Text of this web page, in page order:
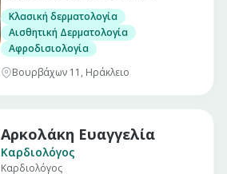
Κλασική δερματολογία
Αισθητική Δερματολογία
Αφροδισιολογία
Βουρβάχων 11, Ηράκλειο
Αρκολάκη Ευαγγελία
Καρδιολόγος
Καρδιολόγος